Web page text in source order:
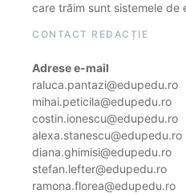
care trăim sunt sistemele de
CONTACT REDACȚIE
Adrese e-mail
raluca.pantazi@edupedu.ro
mihai.peticila@edupedu.ro
costin.ionescu@edupedu.ro
alexa.stanescu@edupedu.ro
diana.ghimisi@edupedu.ro
stefan.lefter@edupedu.ro
ramona.florea@edupedu.ro